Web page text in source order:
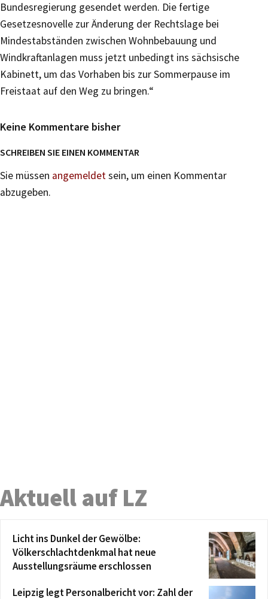
Bundesregierung gesendet werden. Die fertige
Gesetzesnovelle zur Änderung der Rechtslage bei
Mindestabständen zwischen Wohnbebauung und
Windkraftanlagen muss jetzt unbedingt ins sächsische
Kabinett, um das Vorhaben bis zur Sommerpause im
Freistaat auf den Weg zu bringen.“
Keine Kommentare bisher
SCHREIBEN SIE EINEN KOMMENTAR
Sie müssen angemeldetsein, um einen Kommentar
abzugeben.
Aktuell auf LZ
Licht ins Dunkel der Gewölbe:
Völkerschlachtdenkmal hat neue
Ausstellungsräume erschlossen
Leipzig legt Personalbericht vor: Zahl der